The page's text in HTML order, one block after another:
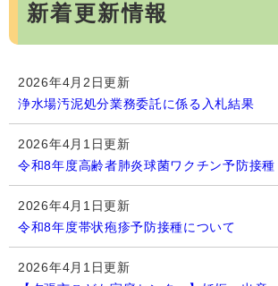
文
新着更新情報
2026年4月2日更新
浄水場汚泥処分業務委託に係る入札結果
2026年4月1日更新
令和8年度高齢者肺炎球菌ワクチン予防接種
2026年4月1日更新
令和8年度帯状疱疹予防接種について
2026年4月1日更新